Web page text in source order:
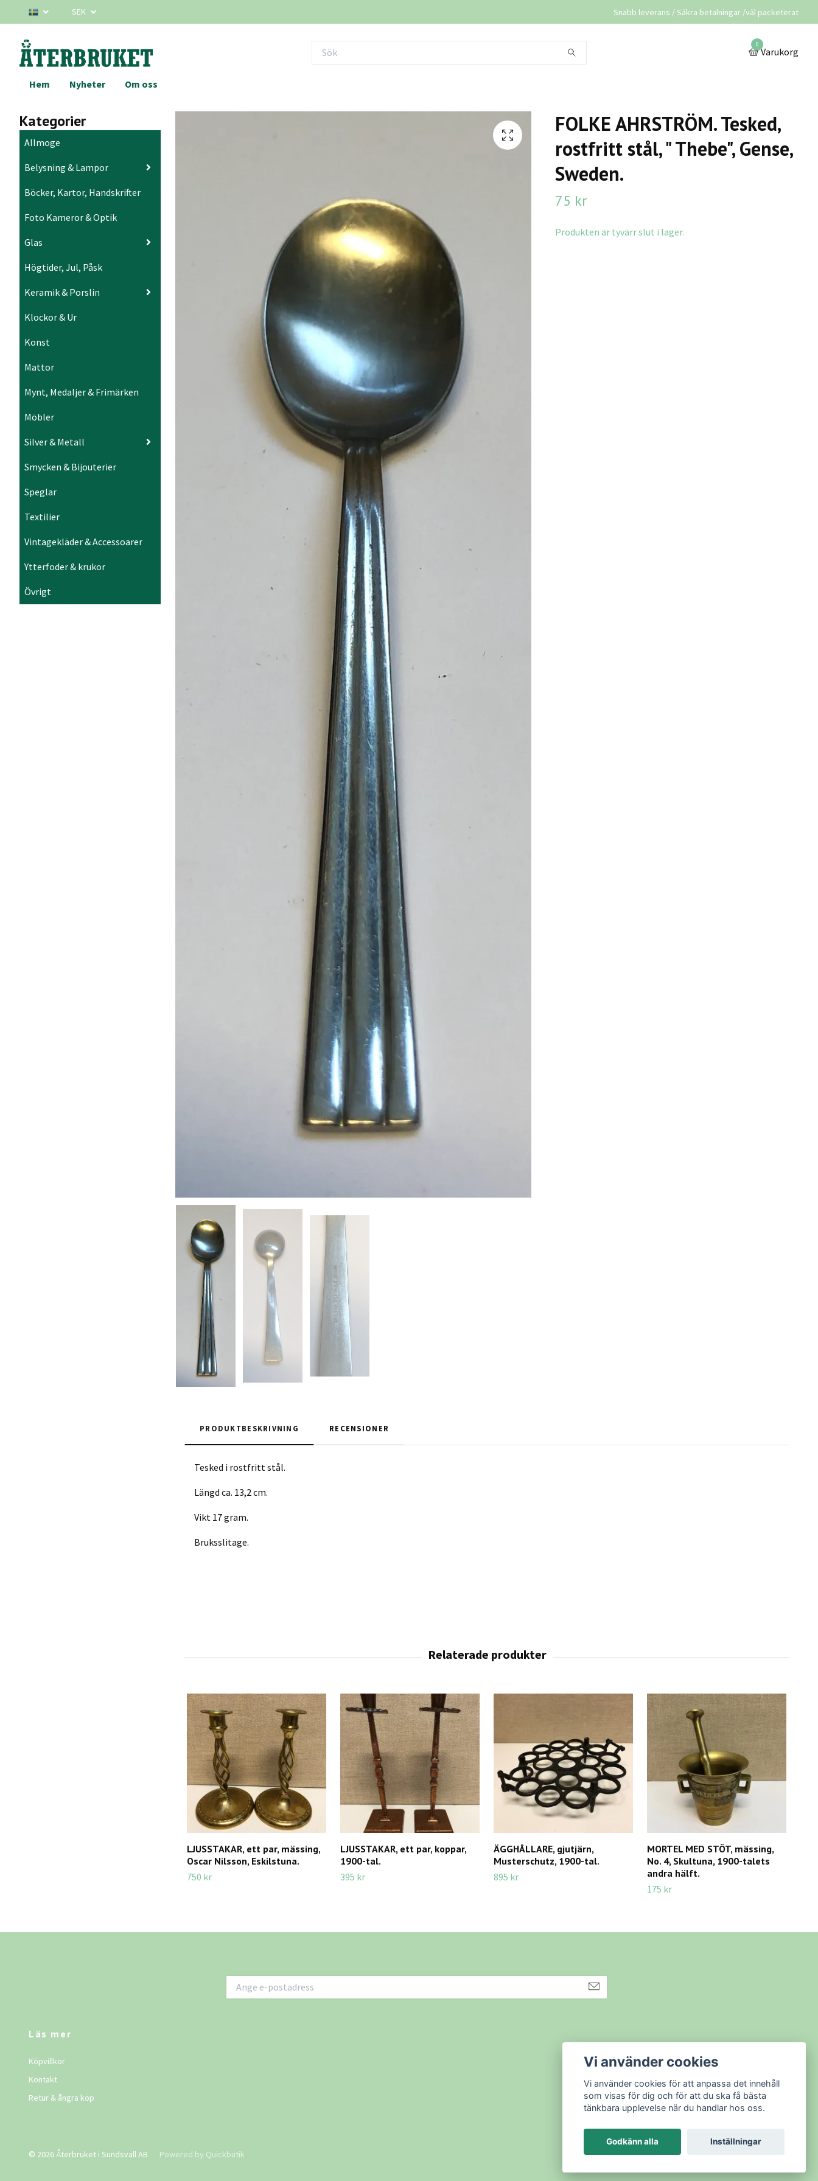
SEK Snabb leverans / Säkra betalningar /väl packeterat
0
Varukorg
Hem Nyheter Om oss
Kategorier
Allmoge
Belysning & Lampor
Böcker, Kartor, Handskrifter
Foto Kameror & Optik
Glas
Högtider, Jul, Påsk
Keramik & Porslin
Klockor & Ur
Konst
Mattor
Mynt, Medaljer & Frimärken
Möbler
Silver & Metall
Smycken & Bijouterier
Speglar
Textilier
Vintagekläder & Accessoarer
Ytterfoder & krukor
Övrigt
FOLKE AHRSTRÖM. Tesked,
rostfritt stål, " Thebe", Gense,
Sweden.
75 kr
Produkten är tyvärr slut i lager.
PRODUKTBESKRIVNING RECENSIONER
Tesked i rostfritt stål.
Längd ca. 13,2 cm.
Vikt 17 gram.
Bruksslitage.
LJUSSTAKAR, ett par, mässing,
Oscar Nilsson, Eskilstuna.
750 kr
LJUSSTAKAR, ett par, koppar,
1900-tal.
395 kr
ÄGGHÅLLARE, gjutjärn,
Musterschutz, 1900-tal.
895 kr
MORTEL MED STÖT, mässing,
No. 4, Skultuna, 1900-talets
andra hälft.
175 kr
Läs mer
Köpvillkor
Kontakt
Retur & ångra köp
© 2026 Återbruket i Sundsvall AB Powered by Quickbutik
Vi använder cookies
Vi använder cookies för att anpassa det innehåll
som visas för dig och för att du ska få bästa
tänkbara upplevelse när du handlar hos oss.
Godkänn alla Inställningar